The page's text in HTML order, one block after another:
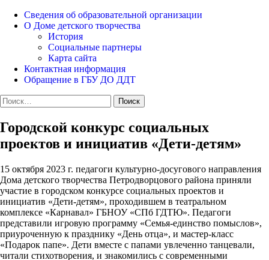
Сведения об образовательной организации
О Доме детского творчества
История
Социальные партнеры
Карта сайта
Контактная информация
Обращение в ГБУ ДО ДДТ
Найти:
Городской конкурс социальных
проектов и инициатив «Дети-детям»
15 октября 2023 г. педагоги культурно-досугового направления
Дома детского творчества Петродворцового района приняли
участие в городском конкурсе социальных проектов и
инициатив «Дети-детям», проходившем в театральном
комплексе «Карнавал» ГБНОУ «СПб ГДТЮ». Педагоги
представили игровую программу «Семья-единство помыслов»,
приуроченную к празднику «День отца», и мастер-класс
«Подарок папе». Дети вместе с папами увлеченно танцевали,
читали стихотворения, и знакомились с современными